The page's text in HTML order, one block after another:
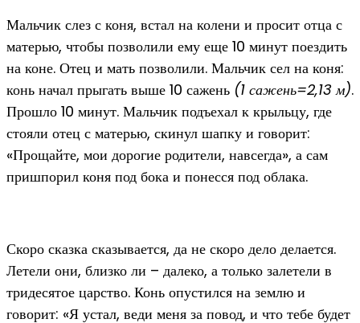
Мальчик слез с коня, встал на колени и просит отца с
матерью, чтобы позволили ему еще 10 минут поездить
на коне. Отец и мать позволили. Мальчик сел на коня:
конь начал прыгать выше 10 сажень (1 сажень=2,13 м).
Прошло 10 минут. Мальчик подъехал к крыльцу, где
стояли отец с матерью, скинул шапку и говорит:
«Прощайте, мои дорогие родители, навсегда», а сам
пришпорил коня под бока и понесся под облака.
Скоро сказка сказывается, да не скоро дело делается.
Летели они, близко ли – далеко, а только залетели в
тридесятое царство. Конь опустился на землю и
говорит: «Я устал, веди меня за повод, и что тебе будет